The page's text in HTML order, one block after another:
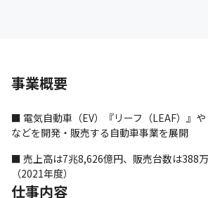
事業概要
■ 電気自動車（EV）『リーフ（LEAF）』や
などを開発・販売する自動車事業を展開
■ 売上高は7兆8,626億円、販売台数は388
（2021年度）
仕事内容